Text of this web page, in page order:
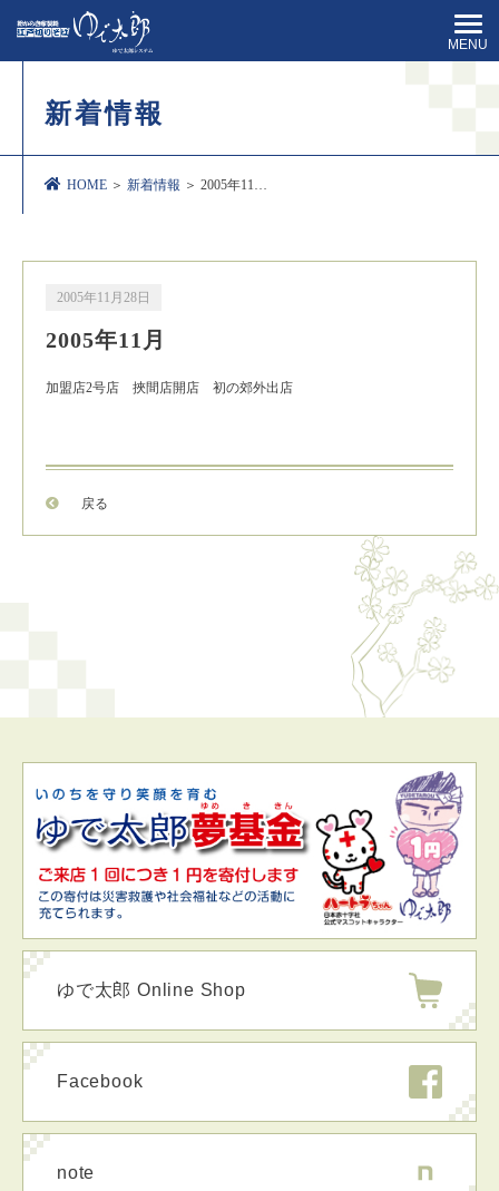
MENU
新着情報
HOME ＞ 新着情報 ＞ 2005年11…
2005年11月28日
2005年11月
加盟店2号店 挾間店開店 初の郊外出店
戻る
ゆで太郎 Online Shop
Facebook
note